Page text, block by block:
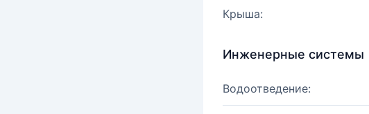
Крыша:
Инженерные системы
Водоотведение: